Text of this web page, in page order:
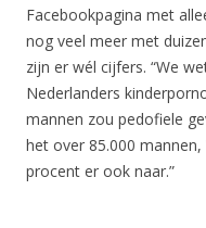
Facebookpagina met
nog veel meer met
zijn er wél cijfers. “We
Nederlanders
mannen zou pedofiele
het over 85.000
procent er ook naar.”